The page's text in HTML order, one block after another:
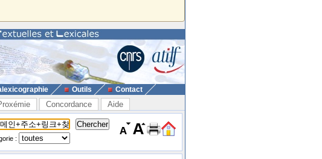
Outils Contact
Concordance Aide
: